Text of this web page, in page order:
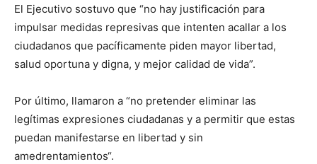
El Ejecutivo sostuvo que “no hay justificación para
impulsar medidas represivas que intenten acallar a los
ciudadanos que pacíficamente piden mayor libertad,
salud oportuna y digna, y mejor calidad de vida”.
Por último, llamaron a “no pretender eliminar las
legítimas expresiones ciudadanas y a permitir que estas
puedan manifestarse en libertad y sin
amedrentamientos“.